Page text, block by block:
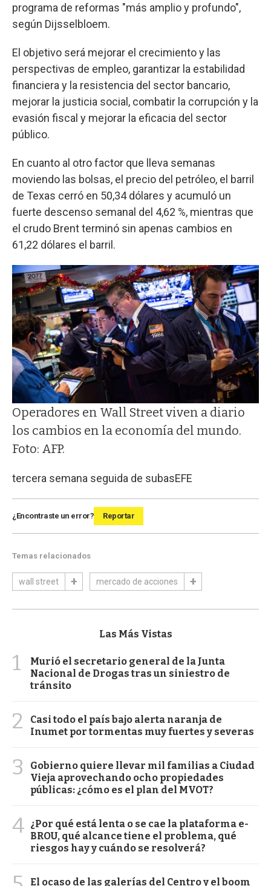
programa de reformas "más amplio y profundo",
según Dijsselbloem.
El objetivo será mejorar el crecimiento y las
perspectivas de empleo, garantizar la estabilidad
financiera y la resistencia del sector bancario,
mejorar la justicia social, combatir la corrupción y la
evasión fiscal y mejorar la eficacia del sector
público.
En cuanto al otro factor que lleva semanas
moviendo las bolsas, el precio del petróleo, el barril
de Texas cerró en 50,34 dólares y acumuló un
fuerte descenso semanal del 4,62 %, mientras que
el crudo Brent terminó sin apenas cambios en
61,22 dólares el barril.
Operadores en Wall Street viven a diario
los cambios en la economía del mundo.
Foto: AFP.
tercera semana seguida de subasEFE
¿Encontraste un error? Reportar
Temas relacionados
wall street mercado de acciones
Las Más Vistas
1
Murió el secretario general de la Junta
Nacional de Drogas tras un siniestro de
tránsito
2
Casi todo el país bajo alerta naranja de
Inumet por tormentas muy fuertes y severas
3
Gobierno quiere llevar mil familias a Ciudad
Vieja aprovechando ocho propiedades
públicas: ¿cómo es el plan del MVOT?
4 ¿Por qué está lenta o se cae la plataforma e-
BROU, qué alcance tiene el problema, qué
riesgos hay y cuándo se resolverá?
El ocaso de las galerías del Centro y el boom